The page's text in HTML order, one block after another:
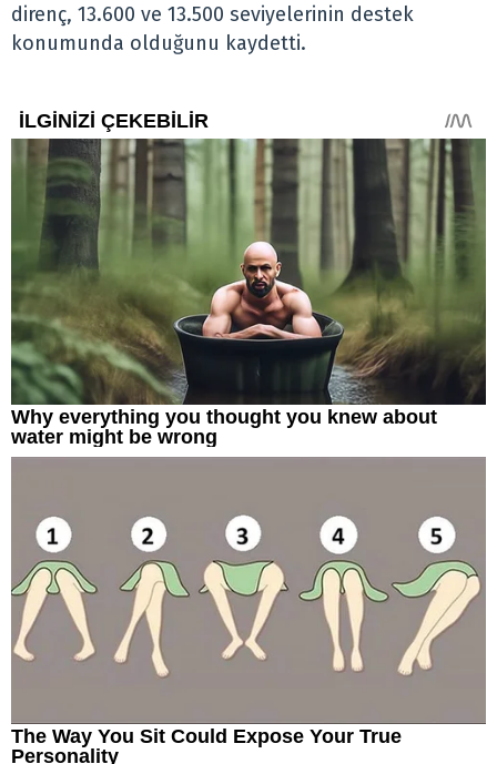
direnç, 13.600 ve 13.500 seviyelerinin destek
konumunda olduğunu kaydetti.